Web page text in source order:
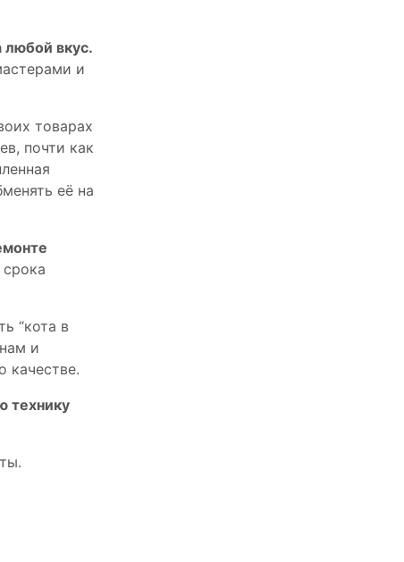
вкус.
и
товарах
почти как
её на
“кота в
и
качестве.
технику